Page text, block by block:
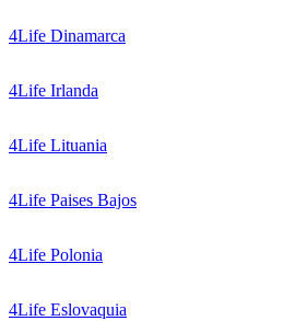
4Life Dinamarca
4Life Irlanda
4Life Lituania
4Life Paises Bajos
4Life Polonia
4Life Eslovaquia